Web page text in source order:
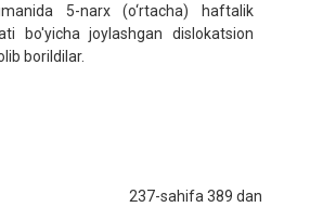
5-narx (o‘rtacha) haftalik
bo'yicha joylashgan dislokatsion
borildilar.
237-sahifa 389 dan